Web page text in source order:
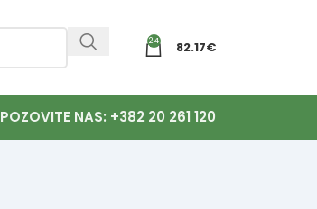
24 82.17€
POZOVITE NAS: +382 20 261 120